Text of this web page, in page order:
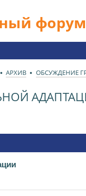
форум
АРХИВ ОБСУЖДЕНИЕ